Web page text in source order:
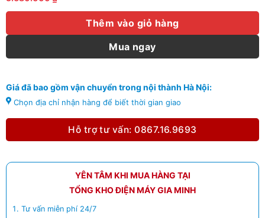
Thêm vào giỏ hàng
Mua ngay
Giá đã bao gồm vận chuyển trong nội thành Hà Nội:
Chọn địa chỉ nhận hàng để biết thời gian giao
Hỗ trợ tư vấn: 0867.16.9693
YÊN TÂM KHI MUA HÀNG TẠI
TỔNG KHO ĐIỆN MÁY GIA MINH
Tư vấn miễn phí 24/7